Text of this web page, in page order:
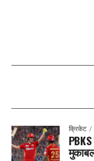
क्रिकेट